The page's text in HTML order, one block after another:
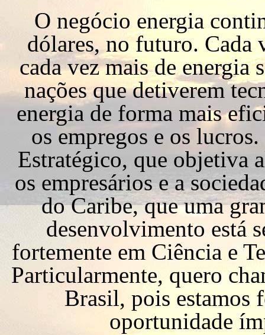
O negócio energia
dólares, no futuro. Cada
cada vez mais de energia
nações que detiverem
energia de forma mais
os empregos e os
Estratégico, que objetiva
os empresários e a
do Caribe, que uma
desenvolvimento está
fortemente em Ciência e
Particularmente, quero
Brasil, pois estamos
oportunidade